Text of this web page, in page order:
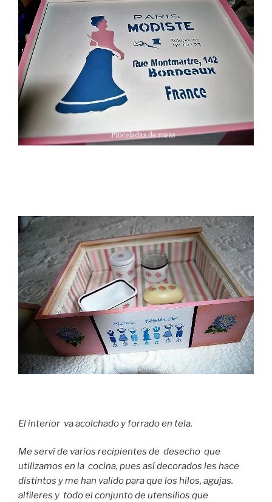
El interior va acolchado y forrado en tela.
Me serví de varios recipientes de desecho que
utilizamos en la cocina, pues así decorados les hace
distintos y me han valido para que los hilos, agujas.
alfileres y todo el conjunto de utensilios que